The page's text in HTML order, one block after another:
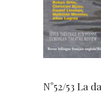
N°52/53 La